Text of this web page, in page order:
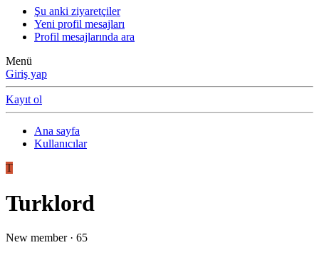
Şu anki ziyaretçiler
Yeni profil mesajları
Profil mesajlarında ara
Menü
Giriş yap
Kayıt ol
Ana sayfa
Kullanıcılar
T
Turklord
New member · 65